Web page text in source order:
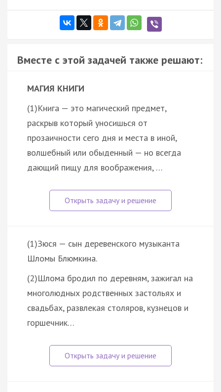
Вместе с этой задачей также решают:
МАГИЯ КНИГИ
(1)Книга — это магический предмет,
раскрыв который уносишься от
прозаичности сего дня и места в иной,
волшебный или обыденный — но всегда
дающий пищу для воображения, …
(1)Зюся — сын деревенского музыканта
Шломы Блюмкина.
(2)Шлома бродил по деревням, зажигал на
многолюдных родственных застольях и
свадьбах, развлекая столяров, кузнецов и
горшечник…